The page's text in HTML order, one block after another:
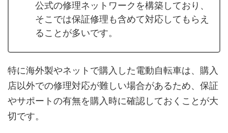
公式の修理ネットワークを構築しており、
そこでは保証修理も含めて対応してもらえ
ることが多いです。
特に海外製やネットで購入した電動自転車は、購入
店以外での修理対応が難しい場合があるため、保証
やサポートの有無を購入時に確認しておくことが大
切です。